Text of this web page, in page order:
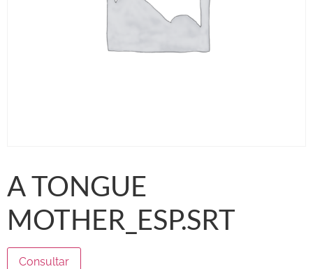
A TONGUE
MOTHER_ESP.SRT
Consultar